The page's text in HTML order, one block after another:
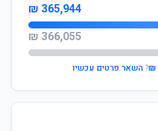
365,944 ₪
366,055 ₪
?השאר פרטים עכשיו